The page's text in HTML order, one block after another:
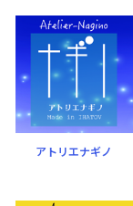
アトリエナギノ